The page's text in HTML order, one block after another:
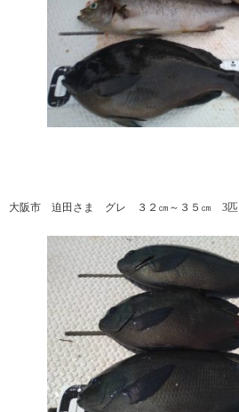
大阪市 迫田さま グレ ３２㎝～３５㎝ 3匹